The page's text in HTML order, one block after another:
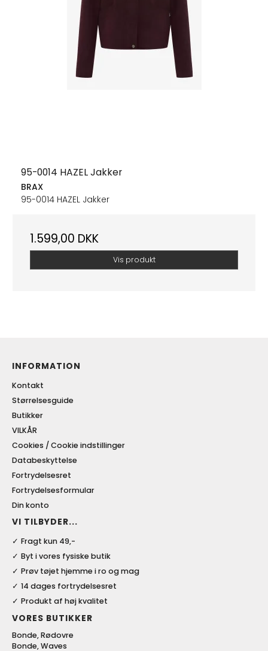
95-0014 HAZEL Jakker
BRAX
95-0014 HAZEL Jakker
1.599,00 DKK
Vis produkt
INFORMATION
Kontakt
Størrelsesguide
Butikker
VILKÅR
Cookies / Cookie indstillinger
Databeskyttelse
Fortrydelsesret
Fortrydelsesformular
Din konto
VI TILBYDER...
Fragt kun 49,-
Byt i vores fysiske butik
Prøv tøjet hjemme i ro og mag
14 dages fortrydelsesret
Produkt af høj kvalitet
VORES BUTIKKER
Bonde, Rødovre
Bonde, Waves